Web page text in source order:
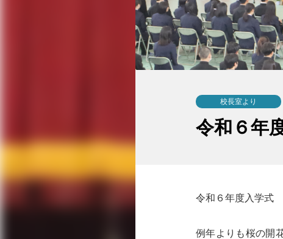
校長室より
令和６
令和６年度入学式
例年よりも桜の開